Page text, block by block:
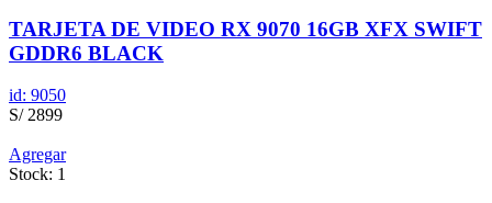
TARJETA DE VIDEO RX 9070 16GB XFX SWIFT
GDDR6 BLACK
id: 9050
S/ 2899
Agregar
Stock: 1